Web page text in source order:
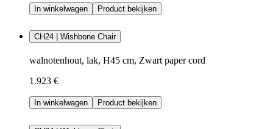
In winkelwagen Product bekijken
CH24 | Wishbone Chair
walnotenhout, lak, H45 cm, Zwart paper cord
1.923 €
In winkelwagen Product bekijken